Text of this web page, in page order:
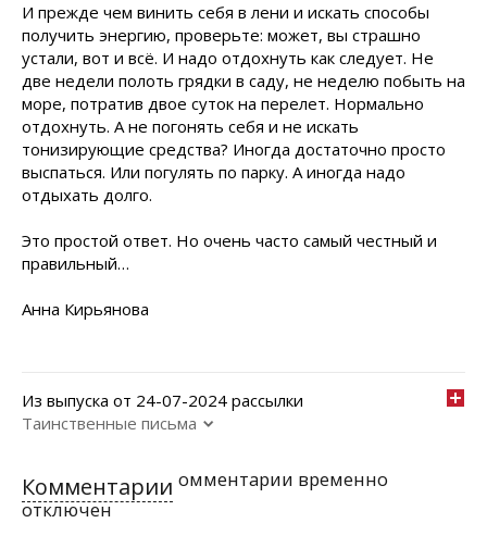
И прежде чем винить себя в лени и искать способы
получить энергию, проверьте: может, вы страшно
устали, вот и всё. И надо отдохнуть как следует. Не
две недели полоть грядки в саду, не неделю побыть на
море, потратив двое суток на перелет. Нормально
отдохнуть. А не погонять себя и не искать
тонизирующие средства? Иногда достаточно просто
выспаться. Или погулять по парку. А иногда надо
отдыхать долго.
Это простой ответ. Но очень часто самый честный и
правильный…
Анна Кирьянова
Из выпуска от 24-07-2024 рассылки
Таинственные письма
Комментарии омментарии временно
отключен